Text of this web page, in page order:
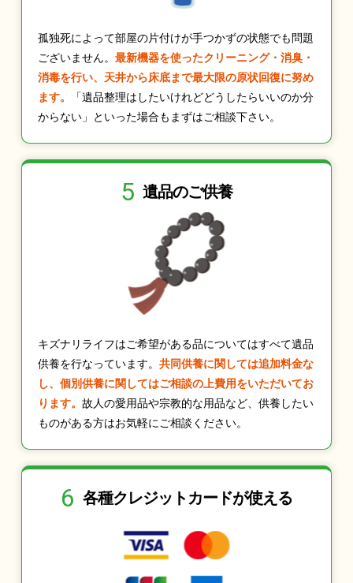
孤独死によって部屋の片付けが手つかずの状態でも問題
ございません。 最新機器を使ったクリーニング・消臭・
消毒を行い、天井から床底まで最大限の原状回復に努め
ます。
「遺品整理はしたいけれどどうしたらいいのか分
からない」といった場合もまずはご相談下さい。
5 遺品のご供養
キズナリライフはご希望がある品についてはすべて遺品
供養を行なっています。 共同供養に関しては追加料金な
し、個別供養に関してはご相談の上費用をいただいてお
ります。 故人の愛用品や宗教的な用品など、供養したい
ものがある方はお気軽にご相談ください。
6 各種クレジットカードが使える